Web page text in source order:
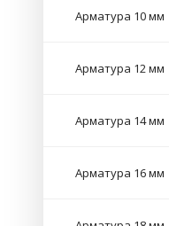
Арматура 10 мм
Арматура 12 мм
Арматура 14 мм
Арматура 16 мм